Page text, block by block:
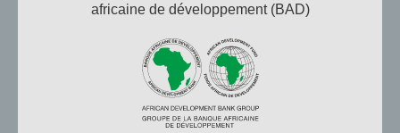
africaine de développement (BAD)